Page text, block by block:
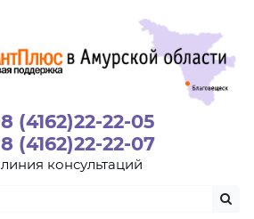
8 (4162)22-22-05
8 (4162)22-22-07
линия консультаций